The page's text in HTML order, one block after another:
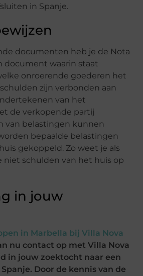
in Spanje.
documenten heb je de Nota
document waarin staat
onroerende goederen het
zijn verbonden aan
van het
de verkopende partij
van belastingen kunnen
bepaalde belastingen
gekoppeld. Zo weet je als
niet schulden van het huis op
in jouw
in Marbella bij Villa Nova
nu contact op met Villa Nova
in jouw zoektocht naar een
Door de kennis van de